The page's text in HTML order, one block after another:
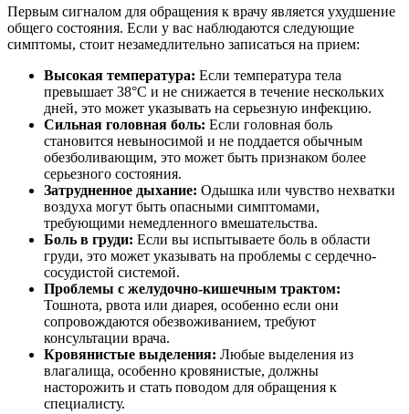
Первым сигналом для обращения к врачу является ухудшение
общего состояния. Если у вас наблюдаются следующие
симптомы, стоит незамедлительно записаться на прием:
Высокая температура: Если температура тела
превышает 38°C и не снижается в течение нескольких
дней, это может указывать на серьезную инфекцию.
Сильная головная боль: Если головная боль
становится невыносимой и не поддается обычным
обезболивающим, это может быть признаком более
серьезного состояния.
Затрудненное дыхание: Одышка или чувство нехватки
воздуха могут быть опасными симптомами,
требующими немедленного вмешательства.
Боль в груди: Если вы испытываете боль в области
груди, это может указывать на проблемы с сердечно-
сосудистой системой.
Проблемы с желудочно-кишечным трактом:
Тошнота, рвота или диарея, особенно если они
сопровождаются обезвоживанием, требуют
консультации врача.
Кровянистые выделения: Любые выделения из
влагалища, особенно кровянистые, должны
насторожить и стать поводом для обращения к
специалисту.